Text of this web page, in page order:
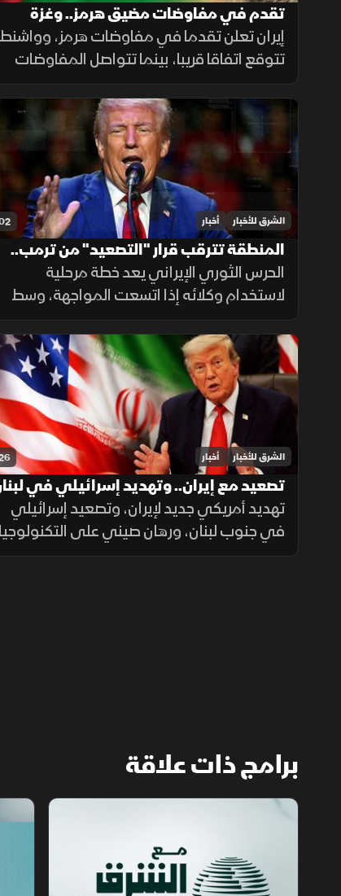
تقدم في مفاوضات مضيق هرمز.. وغزة
تترقب وقف إطلاق النار
إيران تعلن تقدما في مفاوضات هرمز،
تتوقع اتفاقا قريبا، بينما تتواصل المفاوضات
اللبنانية الإسرائيلية في روما، وتدين الهند
استهداف سفينة مدنية قرب اليمن، مع
أممية بشأن غزة.
الشرق للأخبار أخبار
المنطقة تترقب قرار "التصعيد" من ترمب..
وحرب الوكلاء تقترب مع اتساع المواجهة
الحرس الثوري الإيراني يعد خطة مرحلية
لاستخدام وكلائه إذا اتسعت المواجهة، وسط
توقعات باستئناف ضربات أميركية على إيران.
وفي الاقتصاد تتصاعد هجمات روسيا وأوكرانيا
على منشآت الطاقة
الشرق للأخبار أخبار
تصعيد مع إيران.. وتهديد إسرائيلي في
تهديد أمريكي جديد لإيران، وتصعيد إسرائيلي
في جنوب لبنان، ورهان صيني على التكنولوجيا
لدعم النمو، إلى جانب تحذيرات من حرائق
برامج ذات علاقة
مع الشرق الأوسط الخبر الآخر